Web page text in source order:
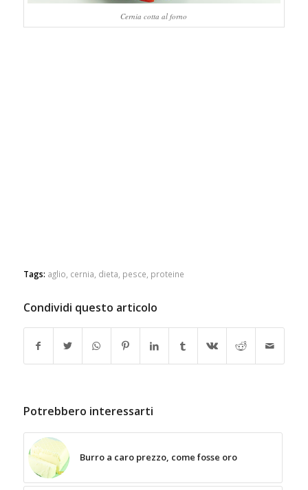
Cernia cotta al forno
Tags: aglio, cernia, dieta, pesce, proteine
Condividi questo articolo
Potrebbero interessarti
Burro a caro prezzo, come fosse oro